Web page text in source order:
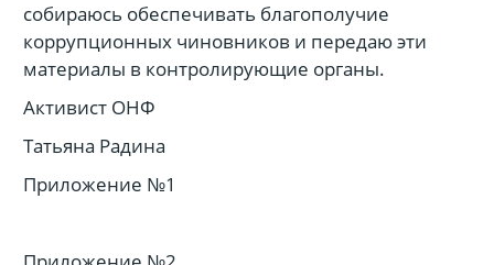
собираюсь обеспечивать благополучие
коррупционных чиновников и передаю эти
материалы в контролирующие органы.
Активист ОНФ
Татьяна Радина
Приложение №1